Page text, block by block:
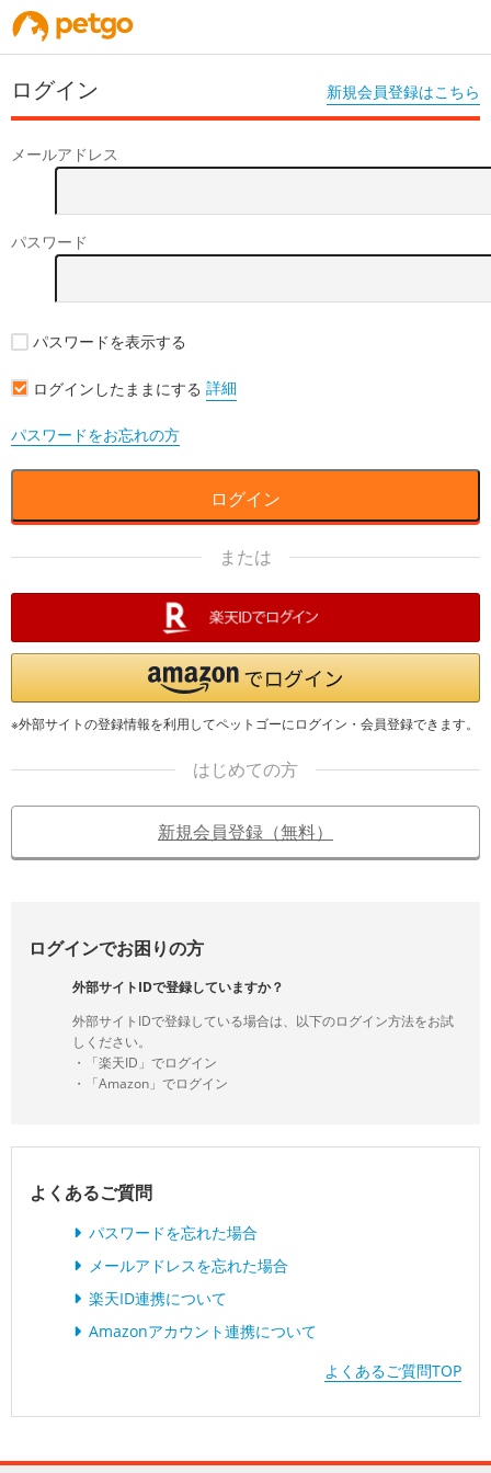
ログイン 新規会員登録はこちら
メールアドレス
パスワード
パスワードを表示する
ログインしたままにする 詳細
パスワードをお忘れの方
ログイン
または
※外部サイトの登録情報を利用してペットゴーにログイン・会員登録できます。
はじめての方
新規会員登録（無料）
ログインでお困りの方
外部サイトIDで登録していますか？
外部サイトIDで登録している場合は、以下のログイン方法をお試
しください。
・「楽天ID」でログイン
・「Amazon」でログイン
よくあるご質問
パスワードを忘れた場合
メールアドレスを忘れた場合
楽天ID連携について
Amazonアカウント連携について
よくあるご質問TOP